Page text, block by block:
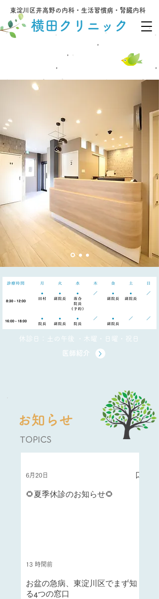
東淀川区井高野の内科・生活習慣病・腎臓内科
横田クリニック
休診日：土の午後 ・木曜・日曜・祝日
医師紹介
お知らせ
TOPICS
🌻夏季休診のお知らせ🌻
6月20日
お盆の急病、東淀川区でまず知
る4つの窓口
13 時間前